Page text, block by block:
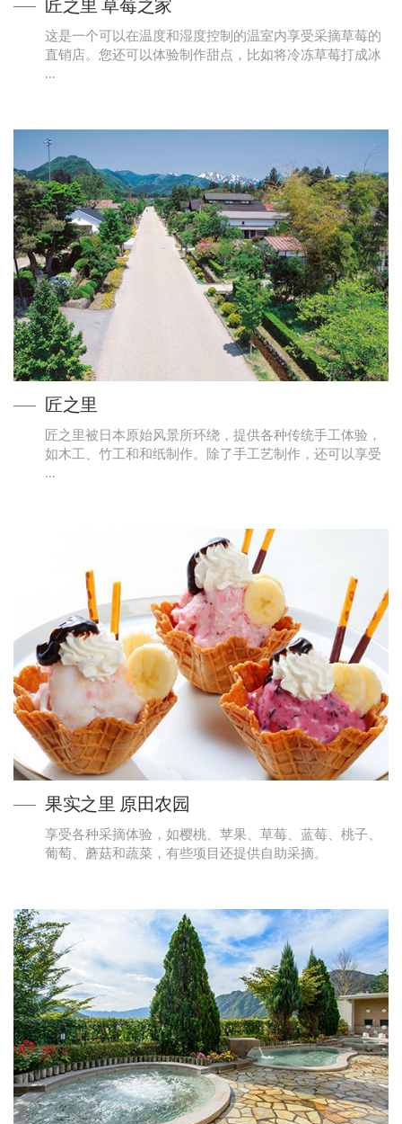
匠之里 草莓之家
这是一个可以在温度和湿度控制的温室内享受采摘草莓的
直销店。您还可以体验制作甜点，比如将冷冻草莓打成冰
…
匠之里
匠之里被日本原始风景所环绕，提供各种传统手工体验，
如木工、竹工和和纸制作。除了手工艺制作，还可以享受
…
果实之里 原田农园
享受各种采摘体验，如樱桃、苹果、草莓、蓝莓、桃子、
葡萄、蘑菇和蔬菜，有些项目还提供自助采摘。